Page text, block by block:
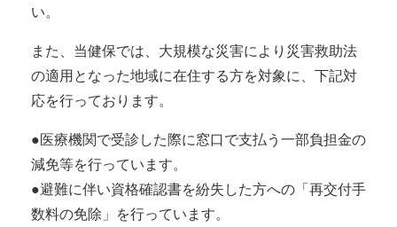
い。
また、当健保では、大規模な災害により災害救助法
の適用となった地域に在住する方を対象に、下記対
応を行っております。
●医療機関で受診した際に窓口で支払う一部負担金の
減免等を行っています。
●避難に伴い資格確認書を紛失した方への「再交付手
数料の免除」を行っています。